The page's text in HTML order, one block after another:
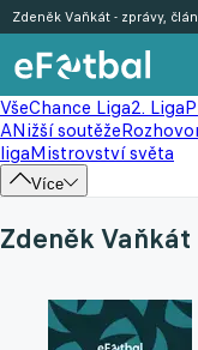
VšeChance Liga2. Liga
ANižší soutěže
ligaMistrovství světa
Více
Zdeněk Vaňkát - zprávy,
Zdeněk Vaňkát